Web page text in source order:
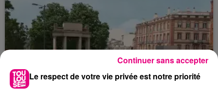
Le respect de votre vie privée est notre priorité
Continuer sans accepter